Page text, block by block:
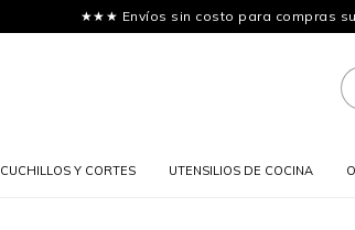
★★★ Envíos sin costo para compras
CUCHILLOS Y CORTES UTENSILIOS DE COCINA